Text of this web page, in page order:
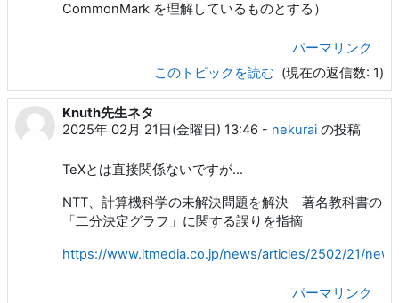
CommonMark を理解しているものとする）
パーマリンク
このトピックを読む (現在の返信数: 1)
Knuth先生ネタ
2025年 02月 21日(金曜日) 13:46 - nekurai の投稿
TeXとは直接関係ないですが…
NTT、計算機科学の未解決問題を解決 著名教科書の
「二分決定グラフ」に関する誤りを指摘
https://www.itmedia.co.jp/news/articles/2502/21/
パーマリンク